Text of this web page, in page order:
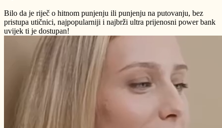
Bilo da je riječ o hitnom punjenju ili punjenju na putovanju, bez
pristupa utičnici, najpopularniji i najbrži ultra prijenosni power bank
uvijek ti je dostupan!